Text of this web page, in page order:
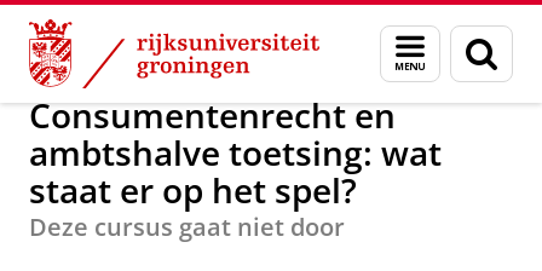
Skip
Content
Skip
Navigation
Menu
en
zoeken
Over ons Postacademisch Onderwijs
Consumentenrecht en
ambtshalve toetsing: wat
staat er op het spel?
Deze cursus gaat niet door